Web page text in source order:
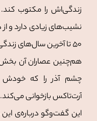
زندگی‌اش را مکتوب
نشیب‌های زیادی دارد و
۵۰ تا آخرین سال‌های زندگی او را در برمی‌گیرد.
هم‌چنین عصاران آن بخش
چشم آذر را که خودش
آرت‌تاکس بازخوانی می‌کند.